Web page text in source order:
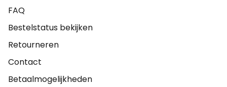
FAQ
Bestelstatus bekijken
Retourneren
Contact
Betaalmogelijkheden